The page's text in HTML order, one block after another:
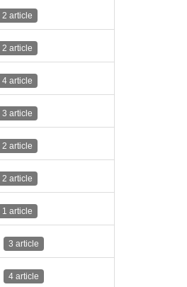
2 article
2 article
4 article
3 article
2 article
2 article
1 article
3 article
4 article